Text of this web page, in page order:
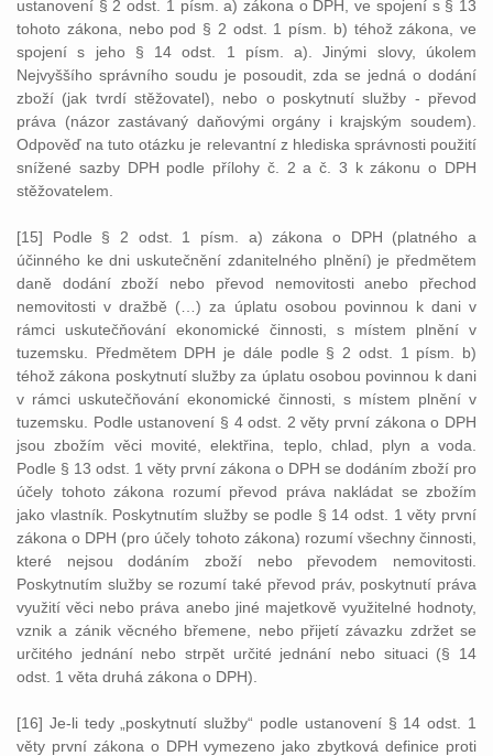
ustanovení § 2 odst. 1 písm. a) zákona o DPH, ve spojení s § 13
tohoto zákona, nebo pod § 2 odst. 1 písm. b) téhož zákona, ve
spojení s jeho § 14 odst. 1 písm. a). Jinými slovy, úkolem
Nejvyššího správního soudu je posoudit, zda se jedná o dodání
zboží (jak tvrdí stěžovatel), nebo o poskytnutí služby - převod
práva (názor zastávaný daňovými orgány i krajským soudem).
Odpověď na tuto otázku je relevantní z hlediska správnosti použití
snížené sazby DPH podle přílohy č. 2 a č. 3 k zákonu o DPH
stěžovatelem.
[15] Podle § 2 odst. 1 písm. a) zákona o DPH (platného a
účinného ke dni uskutečnění zdanitelného plnění) je předmětem
daně dodání zboží nebo převod nemovitosti anebo přechod
nemovitosti v dražbě (…) za úplatu osobou povinnou k dani v
rámci uskutečňování ekonomické činnosti, s místem plnění v
tuzemsku. Předmětem DPH je dále podle § 2 odst. 1 písm. b)
téhož zákona poskytnutí služby za úplatu osobou povinnou k dani
v rámci uskutečňování ekonomické činnosti, s místem plnění v
tuzemsku. Podle ustanovení § 4 odst. 2 věty první zákona o DPH
jsou zbožím věci movité, elektřina, teplo, chlad, plyn a voda.
Podle § 13 odst. 1 věty první zákona o DPH se dodáním zboží pro
účely tohoto zákona rozumí převod práva nakládat se zbožím
jako vlastník. Poskytnutím služby se podle § 14 odst. 1 věty první
zákona o DPH (pro účely tohoto zákona) rozumí všechny činnosti,
které nejsou dodáním zboží nebo převodem nemovitosti.
Poskytnutím služby se rozumí také převod práv, poskytnutí práva
využití věci nebo práva anebo jiné majetkově využitelné hodnoty,
vznik a zánik věcného břemene, nebo přijetí závazku zdržet se
určitého jednání nebo strpět určité jednání nebo situaci (§ 14
odst. 1 věta druhá zákona o DPH).
[16] Je-li tedy „poskytnutí služby“ podle ustanovení § 14 odst. 1
věty první zákona o DPH vymezeno jako zbytková definice proti